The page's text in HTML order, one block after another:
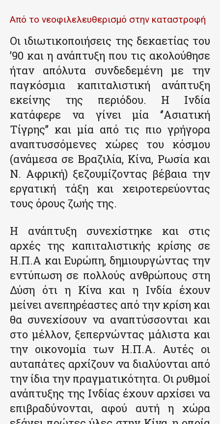
Από το νεοφιλελευθερισμό στην καταστροφή
Οι ιδιωτικοποιήσεις της δεκαετίας του
’90 και η ανάπτυξη που τις ακολούθησε
ήταν απόλυτα συνδεδεμένη με την
παγκόσμια καπιταλιστική ανάπτυξη
εκείνης της περιόδου. Η Ινδία
κατάφερε να γίνει μία ‘’Ασιατική
Τίγρης’’ και μία από τις πιο γρήγορα
αναπτυσσόμενες χώρες του κόσμου
(ανάμεσα σε Βραζιλία, Κίνα, Ρωσία και
Ν. Αφρική) ξεζουμίζοντας βέβαια την
εργατική τάξη και χειροτερεύοντας
τους όρους ζωής της.
Η ανάπτυξη συνεχίστηκε και στις
αρχές της καπιταλιστικής κρίσης σε
Η.Π.Α και Ευρώπη, δημιουργώντας την
εντύπωση σε πολλούς ανθρώπους στη
Δύση ότι η Κίνα και η Ινδία έχουν
μείνει ανεπηρέαστες από την κρίση και
θα συνεχίσουν να αναπτύσσονται και
στο μέλλον, ξεπερνώντας μάλιστα και
την οικονομία των Η.Π.Α. Αυτές οι
αυταπάτες αρχίζουν να διαλύονται από
την ίδια την πραγματικότητα. Οι ρυθμοί
ανάπτυξης της Ινδίας έχουν αρχίσει να
επιβραδύνονται, αφού αυτή η χώρα